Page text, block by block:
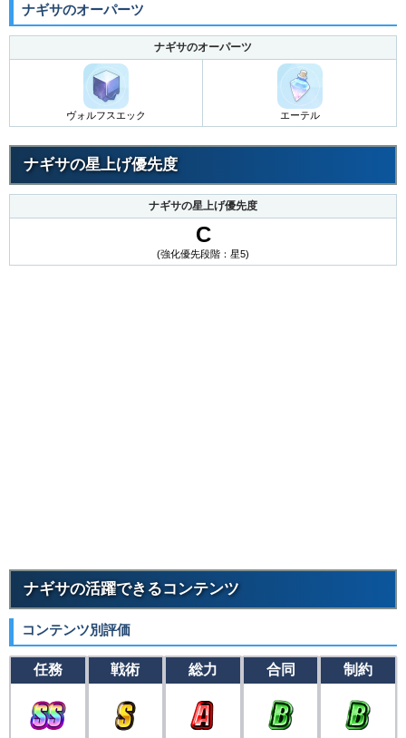
ナギサのオーパーツ
ナギサのオーパーツ
ヴォルフスエック エーテル
ナギサの星上げ優先度
ナギサの星上げ優先度
C
(強化優先段階：星5)
ナギサの活躍できるコンテンツ
コンテンツ別評価
任務 戦術 総力 合同 制約